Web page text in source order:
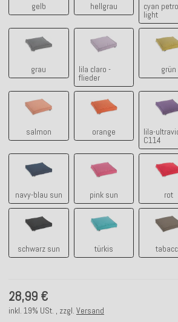
gelb hellgrau cyan
light
grau
grau
lila claro -
flieder
lila claro - flieder
grün
grün
salmon
salmon
orange
orange
lila-
C114
navy-blau sun
navy-blau sun
pink sun
pink sun
rot
schwarz sun
schwarz sun
türkis
türkis
28,99 €
inkl. 19% USt. , zzgl. Versand